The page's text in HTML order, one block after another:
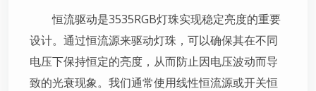
恒流驱动是3535RGB灯珠实现稳定亮度的重要
设计。通过恒流源来驱动灯珠，可以确保其在不同
电压下保持恒定的亮度，从而防止因电压波动而导
致的光衰现象。我们通常使用线性恒流源或开关恒